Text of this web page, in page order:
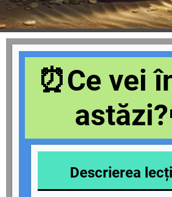
⏰Ce vei
Descrierea